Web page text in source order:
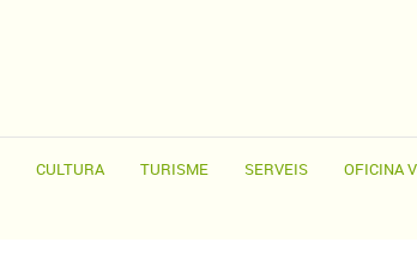
CULTURA TURISME SERVEIS
OFICINA